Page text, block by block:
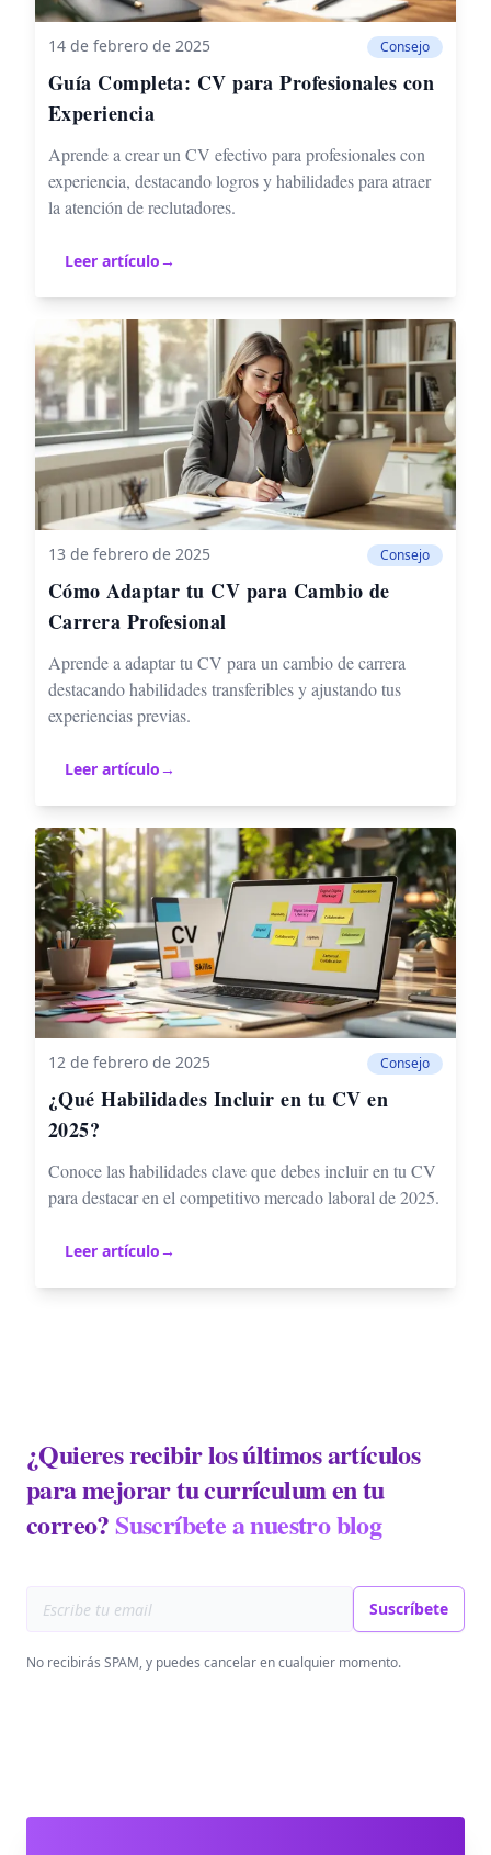
14 de febrero de 2025 Consejo
Guía Completa: CV para Profesionales con
Experiencia
Aprende a crear un CV efectivo para profesionales con
experiencia, destacando logros y habilidades para atraer
la atención de reclutadores.
Leer artículo→
13 de febrero de 2025 Consejo
Cómo Adaptar tu CV para Cambio de
Carrera Profesional
Aprende a adaptar tu CV para un cambio de carrera
destacando habilidades transferibles y ajustando tus
experiencias previas.
Leer artículo→
12 de febrero de 2025 Consejo
¿Qué Habilidades Incluir en tu CV en
2025?
Conoce las habilidades clave que debes incluir en tu CV
para destacar en el competitivo mercado laboral de 2025.
Leer artículo→
¿Quieres recibir los últimos artículos
para mejorar tu currículum en tu
correo?Suscríbete a nuestro blog
Email address Suscríbete
No recibirás SPAM, y puedes cancelar en cualquier momento.